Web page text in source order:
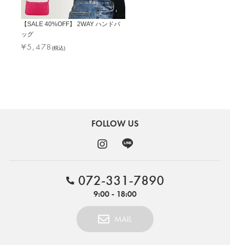
【SALE 40%OFF】 2WAY ハンドバ
ッグ
¥5,478(税込)
FOLLOW US
MAIL
072-331-7890
9:00 - 18:00